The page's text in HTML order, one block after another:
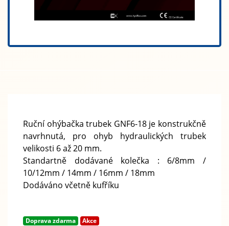
Ruční ohýbačka trubek GNF6-18 je konstrukčně
navrhnutá, pro ohyb hydraulických trubek
velikosti 6 až 20 mm.
Standartně dodávané kolečka : 6/8mm /
10/12mm / 14mm / 16mm / 18mm
Dodáváno včetně kufříku
Doprava zdarma Akce